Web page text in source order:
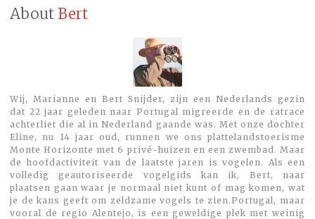
About Bert
Wij, Marianne en Bert Snijder, zijn een Nederlands gezin
dat 22 jaar geleden naar Portugal migreerde en de ratrace
achterliet die al in Nederland gaande was. Met onze dochter
Eline, nu 14 jaar oud, runnen we ons plattelandstoerisme
Monte Horizonte met 6 privé-huizen en een zwembad. Maar
de hoofdactiviteit van de laatste jaren is vogelen. Als een
volledig geautoriseerde vogelgids kan ik, Bert, naar
plaatsen gaan waar je normaal niet kunt of mag komen, wat
je de kans geeft om zeldzame vogels te zien.Portugal, maar
vooral de regio Alentejo, is een geweldige plek met weinig